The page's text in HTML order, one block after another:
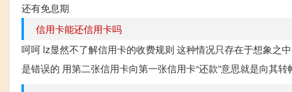
还有免息期
信用卡能还信用卡吗
呵呵 lz显然不了解信用卡的收费规则 这种情况只存在于想象之
是错误的 用第二张信用卡向第一张信用卡“还款”意思就是向其